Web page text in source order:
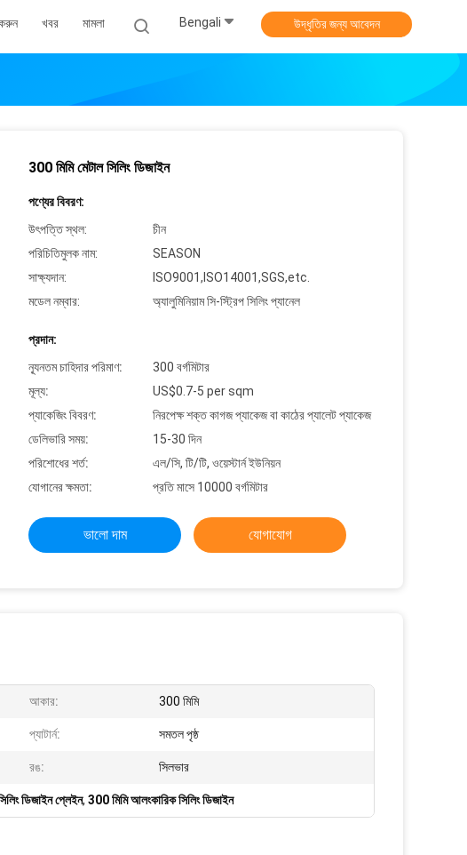
খবর মামলা Bengali উদ্ধৃতির জন্য আবেদন
300 মিমি মেটাল সিলিং ডিজাইন
পণ্যের বিবরণ:
উৎপত্তি স্থল:
চীন
পরিচিতিমুলক নাম:
SEASON
সাক্ষ্যদান:
ISO9001,ISO14001,SGS,etc.
মডেল নম্বার:
অ্যালুমিনিয়াম সি-স্ট্রিপ সিলিং প্যানেল
প্রদান:
ন্যূনতম চাহিদার পরিমাণ:
300 বর্গমিটার
মূল্য:
US$0.7-5 per sqm
প্যাকেজিং বিবরণ:
নিরপেক্ষ শক্ত কাগজ প্যাকেজ বা কাঠের প্যালেট প্যাকেজ
ডেলিভারি সময়:
15-30 দিন
পরিশোধের শর্ত:
এল/সি, টি/টি, ওয়েস্টার্ন ইউনিয়ন
যোগানের ক্ষমতা:
প্রতি মাসে 10000 বর্গমিটার
ভালো দাম যোগাযোগ
আকার: 300 মিমি
প্যাটার্ন: সমতল পৃষ্ঠ
রঙ: সিলভার
ডিজাইন প্লেইন, 300 মিমি আলংকারিক সিলিং ডিজাইন